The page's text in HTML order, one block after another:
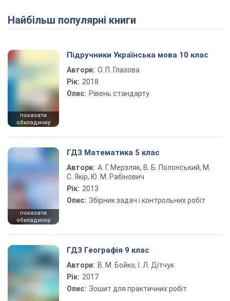
Найбільш популярні книги
показати
обкладинку
Підручники Українська мова 10 клас
Автори: О. П. Глазова
Рік: 2018
Опис: Рівень стандарту
показати
обкладинку
ГДЗ Математика 5 клас
Автори: А. Г. Мерзляк, В. Б. Полонський, М.
С. Якір, Ю. М. Рабінович
Рік: 2013
Опис: Збірник задач і контрольних робіт
ГДЗ Географія 9 клас
Автори: В. М. Бойко, І. Л. Дітчук
Рік: 2017
Опис: Зошит для практичних робіт